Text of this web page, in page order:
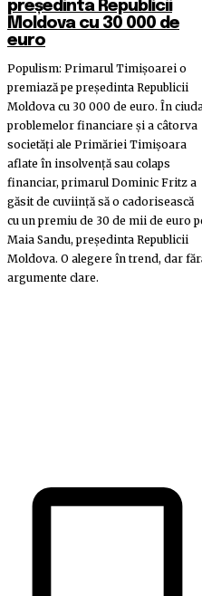
președinta Republicii
Moldova cu 30 000 de
euro
Populism: Primarul Timișoarei o
premiază pe președinta Republicii
Moldova cu 30 000 de euro. În
problemelor financiare și a câtorva
societăți ale Primăriei Timișoara
aflate în insolvență sau colaps
financiar, primarul Dominic Fritz a
găsit de cuviință să o cadorisească
cu un premiu de 30 de mii de euro
Maia Sandu, președinta Republicii
Moldova. O alegere în trend, dar
argumente clare.